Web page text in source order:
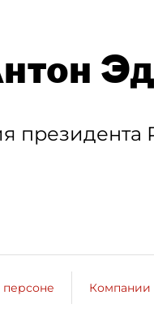
президента
Компании